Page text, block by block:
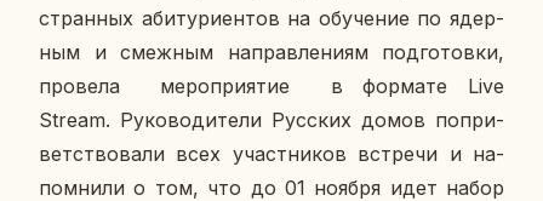
стран­ных аби­ту­ри­ен­тов на обу­че­ние по ядер­
ным и смеж­ным на­прав­ле­ни­ям под­го­тов­ки,
про­ве­ла ме­ро­при­я­тие в фор­ма­те Live
Stream. Ру­ко­во­ди­те­ли Рус­ских домов по­при­
вет­ство­ва­ли всех участ­ни­ков встре­чи и на­
пом­ни­ли о том, что до 01 ноября идет набор